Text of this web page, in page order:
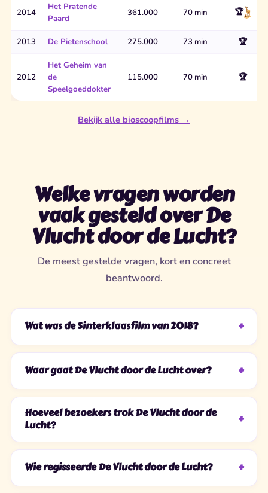
2014
Het Pratende
Paard
361.000 70 min 🏆
2013 De Pietenschool 275.000 73 min 🏆
2012
Het Geheim van
de
Speelgoeddokter
115.000 70 min 🏆
Bekijk alle bioscoopfilms →
Welke vragen worden
vaak gesteld over De
Vlucht door de Lucht?
De meest gestelde vragen, kort en concreet
beantwoord.
Wat was de Sinterklaasfilm van 2018?
Waar gaat De Vlucht door de Lucht over?
Hoeveel bezoekers trok De Vlucht door de
Lucht?
Wie regisseerde De Vlucht door de Lucht?